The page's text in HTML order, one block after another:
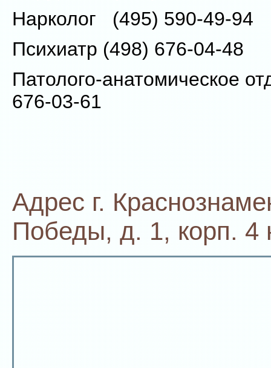
Нарколог (495) 590-49-94
Психиатр (498) 676-04-48
Патолого-анатомическое
676-03-61
Адрес г.
Победы, д. 1, корп. 4